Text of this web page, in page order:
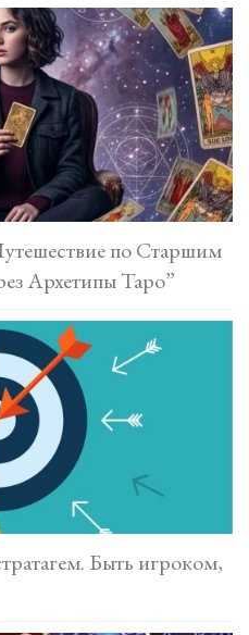
по Старшим
Архетипы Таро”
Быть игроком,